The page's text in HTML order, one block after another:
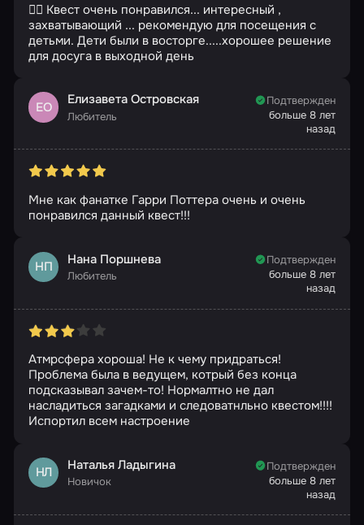
👍🏻 Квест очень понравился... интересный ,
захватывающий ... рекомендую для посещения с
детьми. Дети были в восторге.....хорошее решение
для досуга в выходной день
ЕО Елизавета Островская
Любитель
Подтвержден
больше 8 лет
назад
Мне как фанатке Гарри Поттера очень и очень
понравился данный квест!!!
НП Нана Поршнева
Любитель
Подтвержден
больше 8 лет
назад
Атмрсфера хороша! Не к чему придраться!
Проблема была в ведущем, котрый без конца
подсказывал зачем-то! Нормалтно не дал
насладиться загадками и следоватнльно квестом!!!!
Испортил всем настроение
НЛ Наталья Ладыгина
Новичок
Подтвержден
больше 8 лет
назад